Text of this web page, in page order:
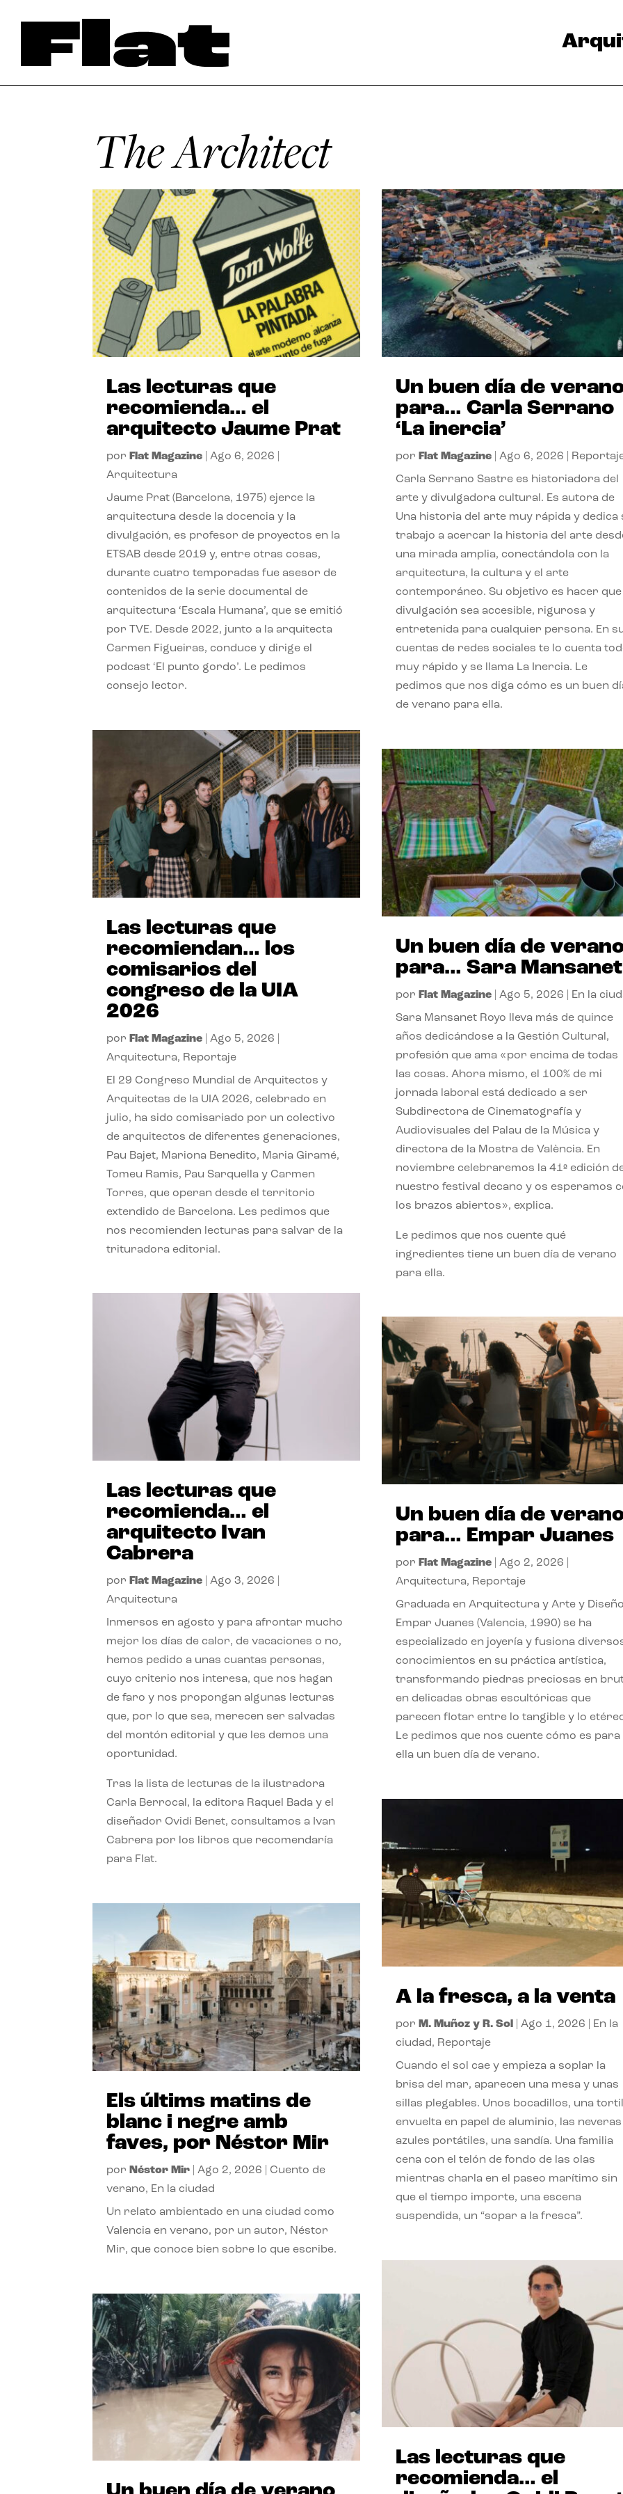
The Architect
Las lecturas que
recomienda… el
arquitecto Jaume Prat
por Flat Magazine |Ago 6, 2026
Arquitectura
Jaume Prat (Barcelona, 1975) ejerce la
arquitectura desde la docencia y la
divulgación, es profesor de proyectos en la
ETSAB desde 2019 y, entre otras cosas,
durante cuatro temporadas fue asesor de
contenidos de la serie documental de
arquitectura ‘Escala Humana’, que se emitió
por TVE. Desde 2022, junto a la arquitecta
Carmen Figueiras, conduce y dirige el
podcast ‘El punto gordo’. Le pedimos
consejo lector.
Las lecturas que
recomiendan… los
comisarios del
congreso de la UIA
2026
por Flat Magazine |Ago 5, 2026
Arquitectura, Reportaje
El 29 Congreso Mundial de Arquitectos y
Arquitectas de la UIA 2026, celebrado en
julio, ha sido comisariado por un colectivo
de arquitectos de diferentes generaciones,
Pau Bajet, Mariona Benedito, Maria Giramé,
Tomeu Ramis, Pau Sarquella y Carmen
Torres, que operan desde el territorio
extendido de Barcelona. Les pedimos que
nos recomienden lecturas para salvar de la
trituradora editorial.
Las lecturas que
recomienda… el
arquitecto Ivan
Cabrera
por Flat Magazine |Ago 3, 2026
Arquitectura
Inmersos en agosto y para afrontar mucho
mejor los días de calor, de vacaciones o no,
hemos pedido a unas cuantas personas,
cuyo criterio nos interesa, que nos hagan
de faro y nos propongan algunas lecturas
que, por lo que sea, merecen ser salvadas
del montón editorial y que les demos una
oportunidad.
Tras la lista de lecturas de la ilustradora
Carla Berrocal, la editora Raquel Bada y el
diseñador Ovidi Benet, consultamos a Ivan
Cabrera por los libros que recomendaría
para Flat.
Els últims matins de
blanc i negre amb
faves, por Néstor Mir
por Néstor Mir |Ago 2, 2026 |Cuento de
verano, En la ciudad
Un relato ambientado en una ciudad como
Valencia en verano, por un autor, Néstor
Mir, que conoce bien sobre lo que escribe.
Un buen día de
para… Carla Serrano
‘La inercia’
por Flat Magazine| Ago 6, 2026
Carla Serrano Sastre es historiadora del
arte y divulgadora cultural. Es autora de
Una historia del arte muy rápida y dedica
trabajo a acercar la historia del arte
una mirada amplia, conectándola con la
arquitectura, la cultura y el arte
contemporáneo. Su objetivo es hacer que
divulgación sea accesible, rigurosa y
entretenida para cualquier persona. En
cuentas de redes sociales te lo cuenta
muy rápido y se llama La Inercia. Le
pedimos que nos diga cómo es un buen
de verano para ella.
Un buen día de
para… Sara Mansanet
por Flat Magazine| Ago 5, 2026 En la
Sara Mansanet Royo lleva más de quince
años dedicándose a la Gestión Cultural,
profesión que ama «por encima de todas
las cosas. Ahora mismo, el 100% de mi
jornada laboral está dedicado a ser
Subdirectora de Cinematografía y
Audiovisuales del Palau de la Música y
directora de la Mostra de València. En
noviembre celebraremos la 41ª edición
nuestro festival decano y os esperamos
los brazos abiertos», explica.
Le pedimos que nos cuente qué
ingredientes tiene un buen día de verano
para ella.
Un buen día de
para… Empar Juanes
por Flat Magazine| Ago 2, 2026
Arquitectura, Reportaje
Graduada en Arquitectura y Arte y
Empar Juanes (Valencia, 1990) se ha
especializado en joyería y fusiona
conocimientos en su práctica artística,
transformando piedras preciosas en
en delicadas obras escultóricas que
parecen flotar entre lo tangible y lo
Le pedimos que nos cuente cómo es para
ella un buen día de verano.
A la fresca, a la venta
por M. Muñoz y R. Sol Ago 1, 2026
En la
ciudad, Reportaje
Cuando el sol cae y empieza a soplar la
brisa del mar, aparecen una mesa y unas
sillas plegables. Unos bocadillos, una
envuelta en papel de aluminio, las neveras
azules portátiles, una sandía. Una familia
cena con el telón de fondo de las olas
mientras charla en el paseo marítimo sin
que el tiempo importe, una escena
suspendida, un “sopar a la fresca”.
Las lecturas que
recomienda… el